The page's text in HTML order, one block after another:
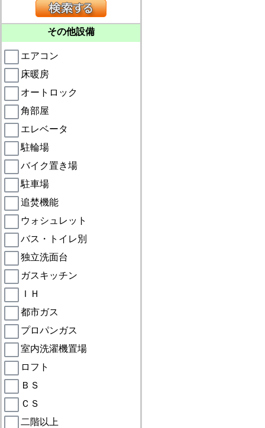
その他設備
エアコン
床暖房
オートロック
角部屋
エレベータ
駐輪場
バイク置き場
駐車場
追焚機能
ウォシュレット
バス・トイレ別
独立洗面台
ガスキッチン
ＩＨ
都市ガス
プロパンガス
室内洗濯機置場
ロフト
ＢＳ
ＣＳ
二階以上